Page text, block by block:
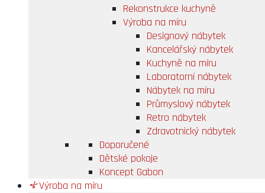
Rekonstrukce kuchyně
Výroba na míru
Designový nábytek
Kancelářský nábytek
Kuchyně na míru
Laboratorní nábytek
Nábytek na míru
Průmyslový nábytek
Retro nábytek
Zdravotnický nábytek
Doporučené
Dětské pokoje
Koncept Gabon
Výroba na míru